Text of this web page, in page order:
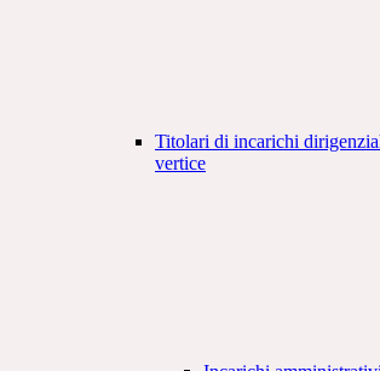
Titolari di incarichi
vertice